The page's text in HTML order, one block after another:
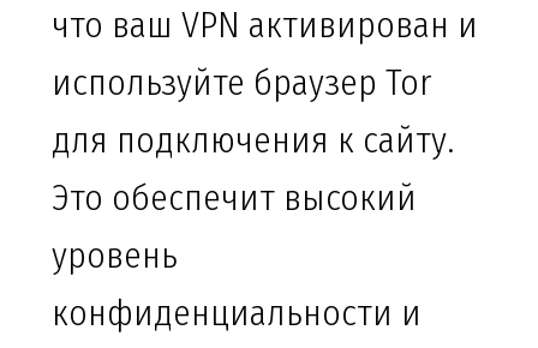
что ваш VPN активирован и
используйте браузер Tor
для подключения к сайту.
Это обеспечит высокий
уровень
конфиденциальности и